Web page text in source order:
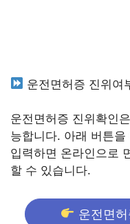
운전면허증 진위여
운전면허증 진위확인
능합니다. 아래 버튼
입력하면 온라인으로
할 수 있습니다.
운전면